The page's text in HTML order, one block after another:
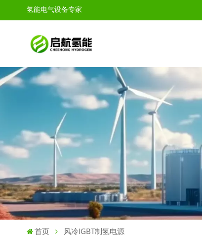
氢能电气设备专家
首页 风冷IGBT制氢电源